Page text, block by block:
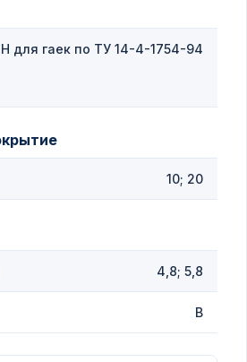
для гаек по ТУ 14-4-1754-94
10; 20
4,8; 5,8
В